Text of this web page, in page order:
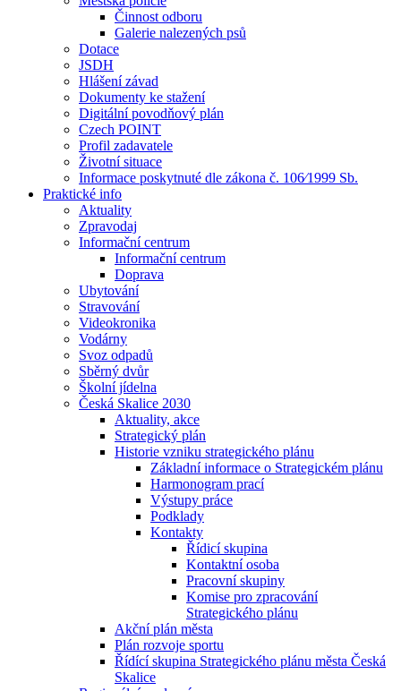
Činnost odboru
Galerie nalezených psů
Dotace
JSDH
Hlášení závad
Dokumenty ke stažení
Digitální povodňový plán
Czech POINT
Profil zadavatele
Životní situace
Informace poskytnuté dle zákona č. 106⁄1999 Sb.
Praktické info
Aktuality
Zpravodaj
Informační centrum
Informační centrum
Doprava
Ubytování
Stravování
Videokronika
Vodárny
Svoz odpadů
Sběrný dvůr
Školní jídelna
Česká Skalice 2030
Aktuality, akce
Strategický plán
Historie vzniku strategického plánu
Základní informace o Strategickém plánu
Harmonogram prací
Výstupy práce
Podklady
Kontakty
Řídicí skupina
Kontaktní osoba
Pracovní skupiny
Komise pro zpracování
Strategického plánu
Akční plán města
Plán rozvoje sportu
Řídící skupina Strategického plánu města Česká
Skalice